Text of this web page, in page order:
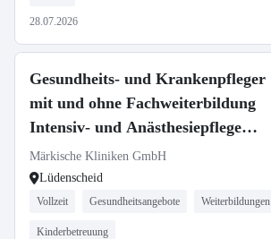
28.07.2026
Gesundheits- und Krankenpfleger
mit und ohne Fachweiterbildung
Intensiv- und Anästhesiepflege
(m/w/d)
Märkische Kliniken GmbH
Lüdenscheid
Vollzeit Gesundheitsangebote Weiterbildungen
Kinderbetreuung